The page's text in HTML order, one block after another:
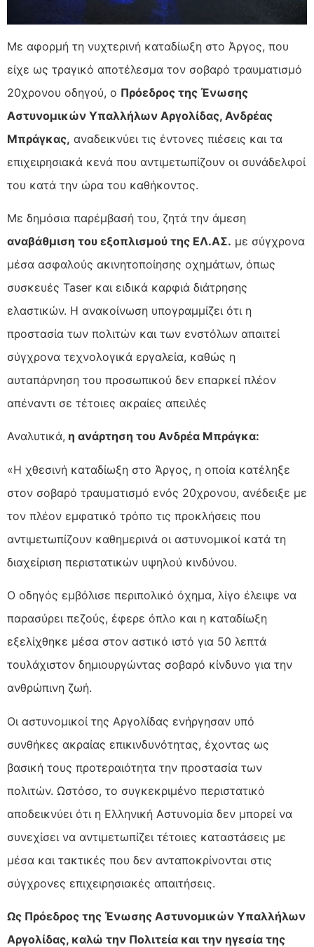
Με αφορμή τη νυχτερινή καταδίωξη στο Άργος, που
είχε ως τραγικό αποτέλεσμα τον σοβαρό τραυματισμό
20χρονου οδηγού, ο Πρόεδρος της Ένωσης
Αστυνομικών Υπαλλήλων Αργολίδας, Ανδρέας
Μπράγκας, αναδεικνύει τις έντονες πιέσεις και τα
επιχειρησιακά κενά που αντιμετωπίζουν οι συνάδελφοί
του κατά την ώρα του καθήκοντος.
Με δημόσια παρέμβασή του, ζητά την άμεση
αναβάθμιση του εξοπλισμού της ΕΛ.ΑΣ. με σύγχρονα
μέσα ασφαλούς ακινητοποίησης οχημάτων, όπως
συσκευές Taser και ειδικά καρφιά διάτρησης
ελαστικών. Η ανακοίνωση υπογραμμίζει ότι η
προστασία των πολιτών και των ενστόλων απαιτεί
σύγχρονα τεχνολογικά εργαλεία, καθώς η
αυταπάρνηση του προσωπικού δεν επαρκεί πλέον
απέναντι σε τέτοιες ακραίες απειλές
Αναλυτικά, η ανάρτηση του Ανδρέα Μπράγκα:
«Η χθεσινή καταδίωξη στο Άργος, η οποία κατέληξε
στον σοβαρό τραυματισμό ενός 20χρονου, ανέδειξε με
τον πλέον εμφατικό τρόπο τις προκλήσεις που
αντιμετωπίζουν καθημερινά οι αστυνομικοί κατά τη
διαχείριση περιστατικών υψηλού κινδύνου.
Ο οδηγός εμβόλισε περιπολικό όχημα, λίγο έλειψε να
παρασύρει πεζούς, έφερε όπλο και η καταδίωξη
εξελίχθηκε μέσα στον αστικό ιστό για 50 λεπτά
τουλάχιστον δημιουργώντας σοβαρό κίνδυνο για την
ανθρώπινη ζωή.
Οι αστυνομικοί της Αργολίδας ενήργησαν υπό
συνθήκες ακραίας επικινδυνότητας, έχοντας ως
βασική τους προτεραιότητα την προστασία των
πολιτών. Ωστόσο, το συγκεκριμένο περιστατικό
αποδεικνύει ότι η Ελληνική Αστυνομία δεν μπορεί να
συνεχίσει να αντιμετωπίζει τέτοιες καταστάσεις με
μέσα και τακτικές που δεν ανταποκρίνονται στις
σύγχρονες επιχειρησιακές απαιτήσεις.
Ως Πρόεδρος της Ένωσης Αστυνομικών Υπαλλήλων
Αργολίδας, καλώ την Πολιτεία και την ηγεσία της